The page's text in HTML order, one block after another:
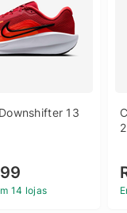
13
14 lojas